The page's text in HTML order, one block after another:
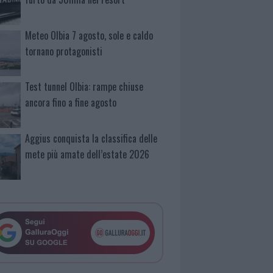
Meteo Olbia 7 agosto, sole e caldo
tornano protagonisti
Test tunnel Olbia: rampe chiuse
ancora fino a fine agosto
Aggius conquista la classifica delle
mete più amate dell’estate 2026